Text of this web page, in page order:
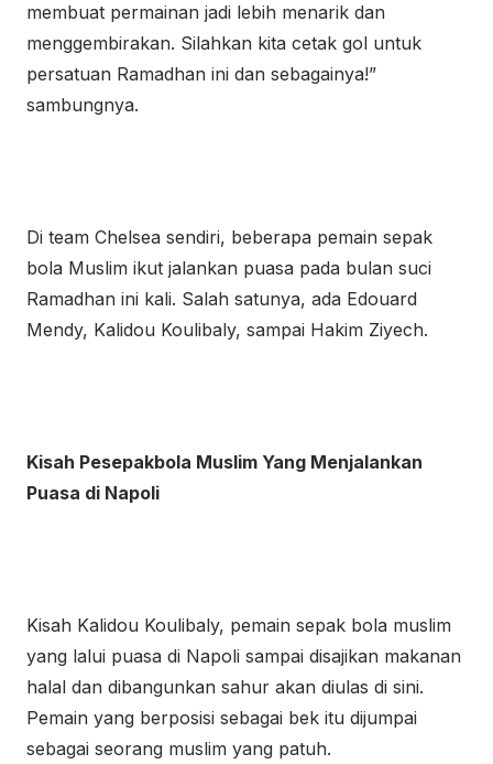
membuat permainan jadi lebih menarik dan
menggembirakan. Silahkan kita cetak gol untuk
persatuan Ramadhan ini dan sebagainya!”
sambungnya.
Di team Chelsea sendiri, beberapa pemain sepak
bola Muslim ikut jalankan puasa pada bulan suci
Ramadhan ini kali. Salah satunya, ada Edouard
Mendy, Kalidou Koulibaly, sampai Hakim Ziyech.
Kisah Pesepakbola Muslim Yang Menjalankan
Puasa di Napoli
Kisah Kalidou Koulibaly, pemain sepak bola muslim
yang lalui puasa di Napoli sampai disajikan makanan
halal dan dibangunkan sahur akan diulas di sini.
Pemain yang berposisi sebagai bek itu dijumpai
sebagai seorang muslim yang patuh.